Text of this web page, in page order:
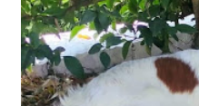
ΠΟΛΙΤΙΣΜΟΣ
ΠΕΡΙΒΑΛΛΟΝ
ΤΕΧΝΟΛΟΓΙΑ